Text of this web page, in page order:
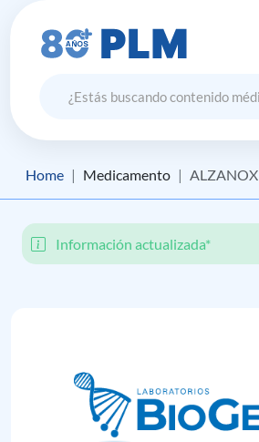
Home Medicamento ALZANOX
Información actualizada*